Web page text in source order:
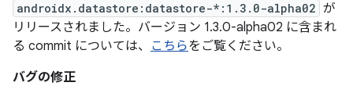
androidx.datastore:datastore-*:1.3.0-alpha02 が
リリースされました。バージョン 1.3.0-alpha02 に含まれ
る commit については、 こちらをご覧ください。
バグの修正